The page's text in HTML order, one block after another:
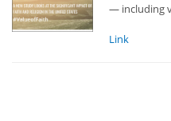
— including
Link